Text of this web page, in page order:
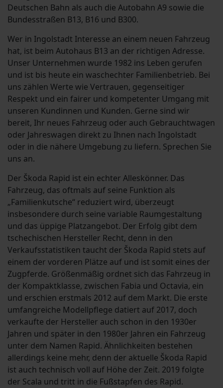
Deutschen Bahn als auch die Autobahn A9 sowie die
Bundesstraßen B13, B16 und B300.
Wer in Ingolstadt Interesse an einem neuen Fahrzeug
hat, ist beim Autohaus B13 an der richtigen Adresse.
Unser Unternehmen wurde 1982 ins Leben gerufen
und ist bis heute ein waschechter Familienbetrieb. Bei
uns zählen Werte wie Vertrauen, gegenseitiger
Respekt und ein fairer und kompetenter Umgang mit
unseren Kundinnen und Kunden. Gerne sind wir
bereit, Ihr neues Fahrzeug oder auch Gebrauchtwagen
oder Jahreswagen direkt zu Ihnen nach Ingolstadt
oder in die nähere Umgebung zu liefern. Sprechen Sie
uns an.
Der Škoda Rapid ist ein echter Alleskönner. Das
Fahrzeug, das oftmals auf seine Funktion als
„Familienkutsche“ reduziert wird, überzeugt
insbesondere durch seine variable Raumgestaltung
und das üppige Platzangebot. Der Erfolg gibt dem
tschechischen Hersteller Recht, denn in den
Verkaufsstatistiken taucht der Škoda Rapid stets auf
einem der vorderen Plätze auf und ist somit eines der
Zugpferde. Größenmäßig ordnet sich das Fahrzeug in
der Kompaktklasse, zwischen Fabia und Octavia, ein
und erschien erstmals 2012 auf dem Markt. Die erste
umfangreiche Modellpflege datiert auf 2017, doch
verkaufte der Hersteller auch schon in den 1930er
Jahren und später in den 1980er Jahren ein Fahrzeug
unter dem Namen Rapid. Ähnlichkeiten bestehen
allerdings keine mehr, denn der aktuelle Škoda Rapid
ist auch technisch voll auf Höhe der Zeit. 2019 folgte
der Scala und tritt in die Fußstapfen des Rapid.